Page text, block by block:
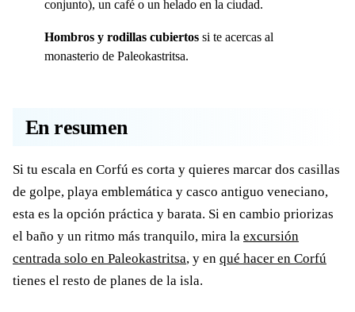
conjunto), un café o un helado en la ciudad.
Hombros y rodillas cubiertos si te acercas al
monasterio de Paleokastritsa.
En resumen
Si tu escala en Corfú es corta y quieres marcar dos casillas
de golpe, playa emblemática y casco antiguo veneciano,
esta es la opción práctica y barata. Si en cambio priorizas
el baño y un ritmo más tranquilo, mira la excursión
centrada solo en Paleokastritsa, y en qué hacer en Corfú
tienes el resto de planes de la isla.